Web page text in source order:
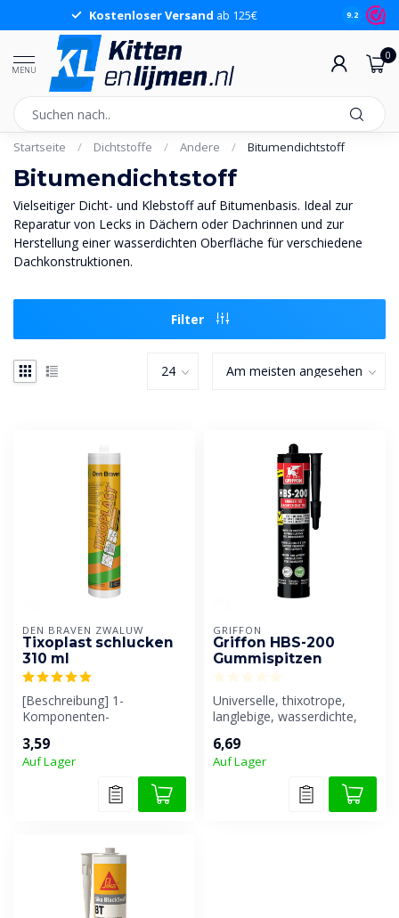
Kostenloser Versand ab 125€ 9.2
MENU
0
Startseite / Dichtstoffe / Andere / Bitumendichtstoff
Bitumendichtstoff
Vielseitiger Dicht- und Klebstoff auf Bitumenbasis. Ideal zur
Reparatur von Lecks in Dächern oder Dachrinnen und zur
Herstellung einer wasserdichten Oberfläche für verschiedene
Dachkonstruktionen.
Filter
DEN BRAVEN ZWALUW
Tixoplast schlucken
310 ml
[Beschreibung] 1-
Komponenten-
zum Abdichten von Risse...
3,59
Auf Lager
GRIFFON
Griffon HBS-200
Gummispitzen
Universelle, thixotrope,
langlebige, wasserdichte,
Bes...
6,69
Auf Lager